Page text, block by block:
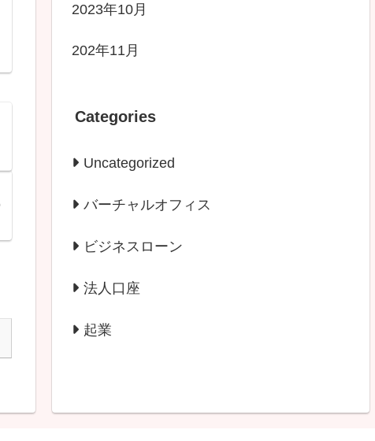
2023年10月
202年11月
Categories
Uncategorized
バーチャルオフィス
ビジネスローン
法人口座
起業